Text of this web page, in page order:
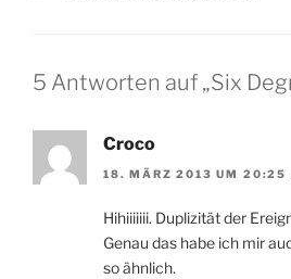
5 Antworten auf „Six
Croco
18. MÄRZ 2013 UM 20:25
Hihiiiiiii. Duplizität der
Genau das habe ich mir
so ähnlich.